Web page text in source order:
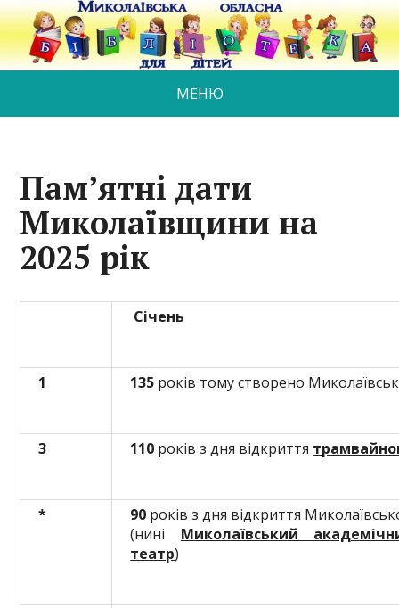
МЕНЮ
Пам’ятні дати
Миколаївщини на
2025 рік
Січень
1 135 років тому створено
3 110 років з дня відкриття
* 90 років з дня відкриття
(нині Миколаївський
театр)